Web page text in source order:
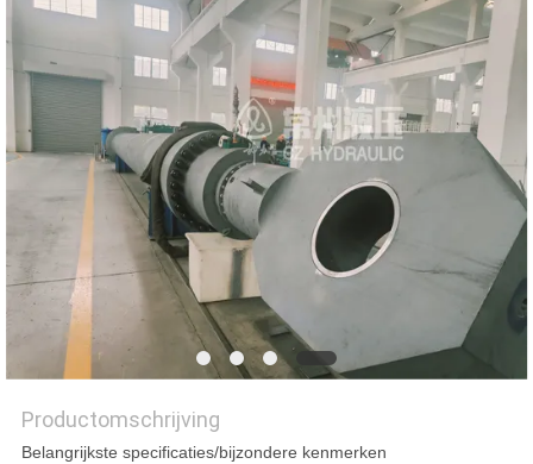
SITEMAP
PRIVACYBELEID
Productomschrijving
Belangrijkste specificaties/bijzondere kenmerken